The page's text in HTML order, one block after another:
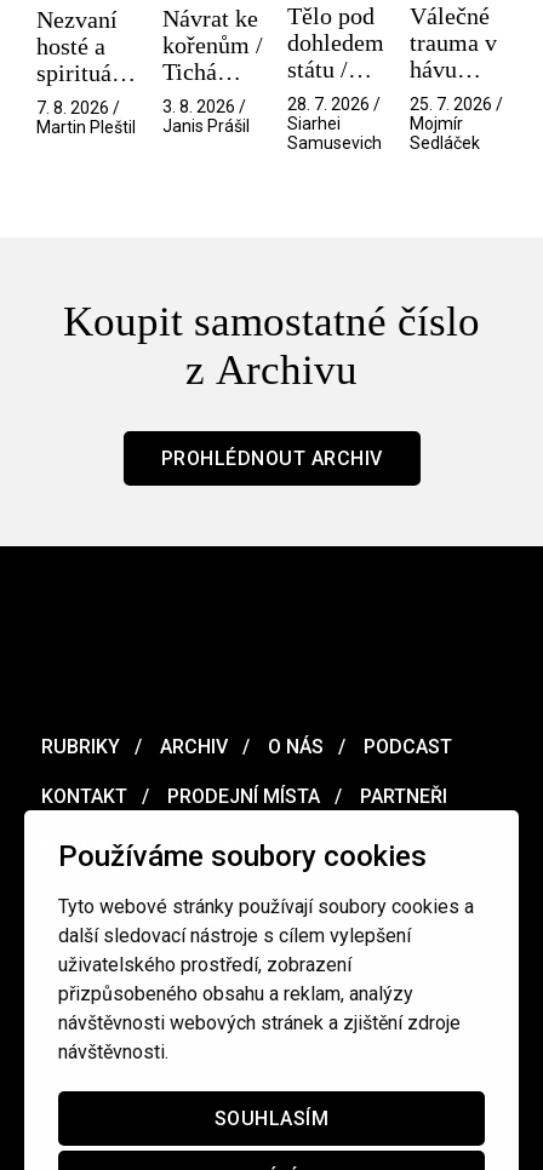
Používáme soubory cookies
Tyto webové stránky používají soubory cookies a
další sledovací nástroje s cílem vylepšení
uživatelského prostředí, zobrazení
přizpůsobeného obsahu a reklam, analýzy
návštěvnosti webových stránek a zjištění zdroje
návštěvnosti.
SOUHLASÍM
Nezvaní
hosté a
spirituální
narušitelé
z vesmíru
7. 8. 2026 /
Martin Pleštil
Návrat ke
kořenům /
Tichá
přítelkyně
3. 8. 2026 /
Janis Prášil
Tělo pod
dohledem
státu /
Pramen
28. 7. 2026 /
Siarhei
Samusevich
Válečné
trauma v
hávu
spektáklu
/ Odyssea
25. 7. 2026 /
Mojmír
Sedláček
Koupit samostatné číslo
z Archivu
PROHLÉDNOUT ARCHIV
RUBRIKY ARCHIV O NÁS PODCAST
KONTAKT PRODEJNÍ MÍSTA PARTNEŘI
MERCH VOUCHER
Ochrana osobních údajů / Obchodní podmínky
redakce@cinepur.cz